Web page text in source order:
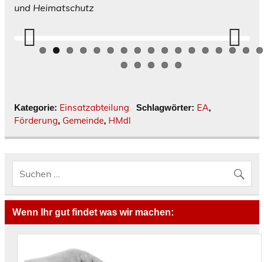
und Heimatschutz
Previ
Next
Kategorie: Einsatzabteilung Schlagwörter: EA,
Förderung, Gemeinde, HMdI
Wenn Ihr gut findet was wir machen: